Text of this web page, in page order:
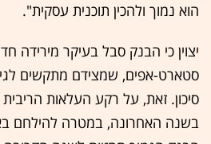
הוא נמוך ולהכין תוכנית עסקית".
יצוין כי הבנק סבל בעיקר מירידה
סטארט-אפים, שמצידם מתקשים
סיכון. זאת, על רקע העלאות
בשנה האחרונה, במטרה להילחם